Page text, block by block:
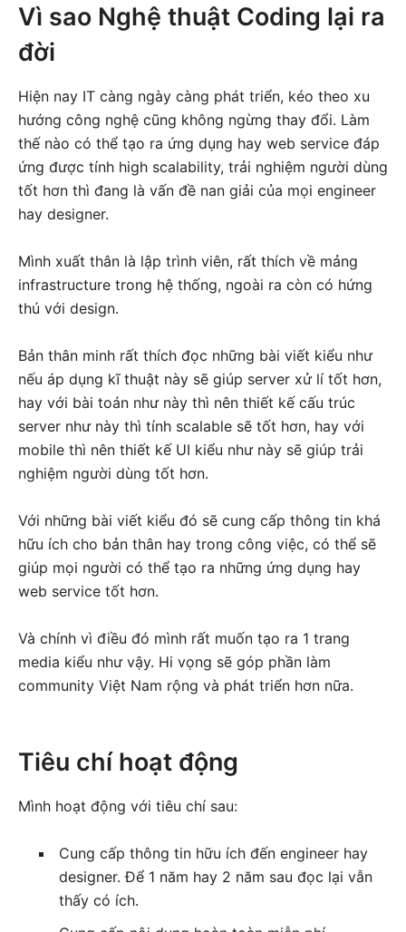
Vì sao Nghệ thuật Coding lại ra
đời
Hiện nay IT càng ngày càng phát triển, kéo theo xu
hướng công nghệ cũng không ngừng thay đổi. Làm
thế nào có thể tạo ra ứng dụng hay web service đáp
ứng được tính high scalability, trải nghiệm người dùng
tốt hơn thì đang là vấn đề nan giải của mọi engineer
hay designer.
Mình xuất thân là lập trình viên, rất thích về mảng
infrastructure trong hệ thống, ngoài ra còn có hứng
thú với design.
Bản thân minh rất thích đọc những bài viết kiểu như
nếu áp dụng kĩ thuật này sẽ giúp server xử lí tốt hơn,
hay với bài toán như này thì nên thiết kế cấu trúc
server như này thì tính scalable sẽ tốt hơn, hay với
mobile thì nên thiết kế UI kiểu như này sẽ giúp trải
nghiệm người dùng tốt hơn.
Với những bài viết kiểu đó sẽ cung cấp thông tin khá
hữu ích cho bản thân hay trong công việc, có thể sẽ
giúp mọi người có thể tạo ra những ứng dụng hay
web service tốt hơn.
Và chính vì điều đó mình rất muốn tạo ra 1 trang
media kiểu như vậy. Hi vọng sẽ góp phần làm
community Việt Nam rộng và phát triển hơn nữa.
Tiêu chí hoạt động
Mình hoạt động với tiêu chí sau:
Cung cấp thông tin hữu ích đến engineer hay
designer. Để 1 năm hay 2 năm sau đọc lại vẫn
thấy có ích.